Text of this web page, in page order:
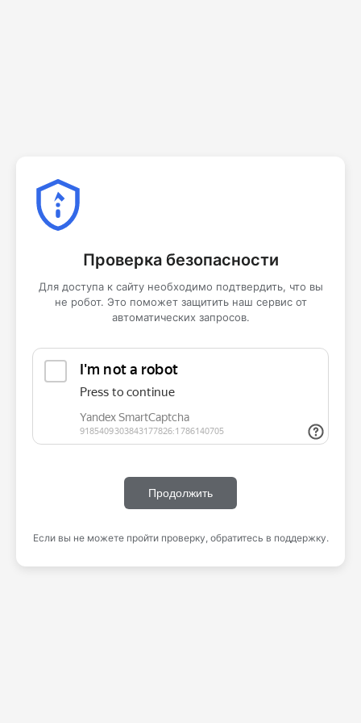
Проверка безопасности
Для доступа к сайту необходимо подтвердить, что вы
не робот. Это поможет защитить наш сервис от
автоматических запросов.
Продолжить
Если вы не можете пройти проверку, обратитесь в поддержку.